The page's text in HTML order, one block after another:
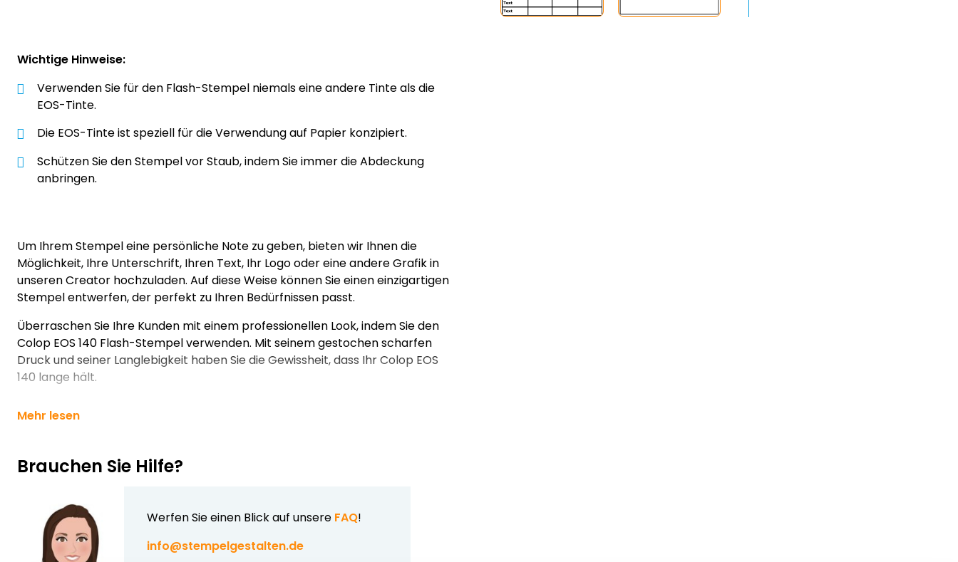
Wichtige Hinweise:
Verwenden Sie für den Flash-Stempel niemals eine andere Tinte als die
EOS-Tinte.
Die EOS-Tinte ist speziell für die Verwendung auf Papier konzipiert.
Schützen Sie den Stempel vor Staub, indem Sie immer die Abdeckung
anbringen.
Um Ihrem Stempel eine persönliche Note zu geben, bieten wir Ihnen die
Möglichkeit, Ihre Unterschrift, Ihren Text, Ihr Logo oder eine andere Grafik in
unseren Creator hochzuladen. Auf diese Weise können Sie einen einzigartigen
Stempel entwerfen, der perfekt zu Ihren Bedürfnissen passt.
Überraschen Sie Ihre Kunden mit einem professionellen Look, indem Sie den
Colop EOS 140 Flash-Stempel verwenden. Mit seinem gestochen scharfen
Druck und seiner Langlebigkeit haben Sie die Gewissheit, dass Ihr Colop EOS
140 lange hält.
Mehr lesen
Brauchen Sie Hilfe?
Werfen Sie einen Blick auf unsere FAQ!
info@stempelgestalten.de